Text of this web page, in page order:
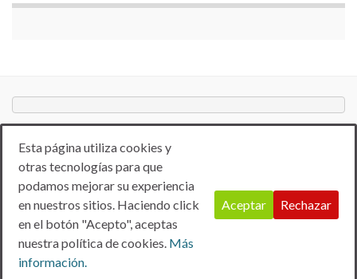
Aviso Legal Politica de privacidad
© 2026 ANTIBIÓTICOS NATURALES.
Esta página utiliza cookies y
otras tecnologías para que
podamos mejorar su experiencia
en nuestros sitios. Haciendo click
en el botón "Acepto", aceptas
nuestra política de cookies. Más
información.
Aceptar Rechazar